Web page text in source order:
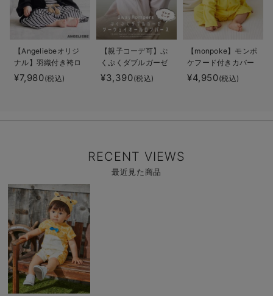
【Angeliebeオリジ
ナル】羽織付き袴ロ
ンパース 男の子
¥7,980(税込)
【親子コーデ可】ぷ
くぷくダブルガーゼ
ツーウェイオール
（2wayオール） ロ
¥3,390(税込)
【monpoke】モンポ
ケフード付きカバー
オール
¥4,950(税込)
RECENT VIEWS
最近見た商品
商
品
細
を
見
る